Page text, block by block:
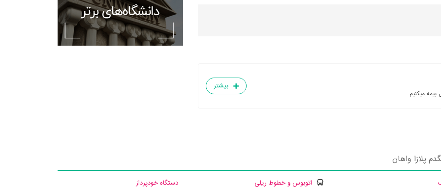
میکنیم
بیشتر
پلازا واهان
اتوبوس و خطوط ریلی دستگاه خودپرداز